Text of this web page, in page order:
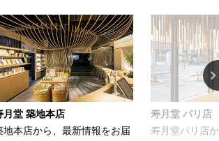
月堂 パリ店
月堂パリ店から、パリをはじ
お家でカンタ
お茶をおいし